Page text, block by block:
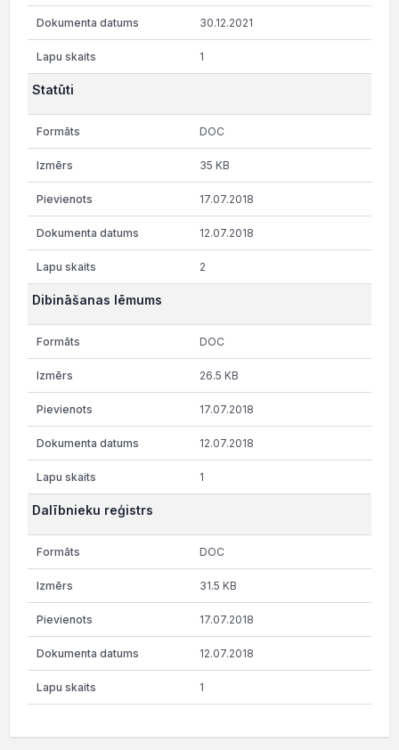
30.12.2021
1
Statūti
DOC
35 KB
17.07.2018
12.07.2018
2
Dibināšanas lēmums
DOC
26.5 KB
17.07.2018
12.07.2018
1
Dalībnieku reģistrs
DOC
31.5 KB
17.07.2018
12.07.2018
1